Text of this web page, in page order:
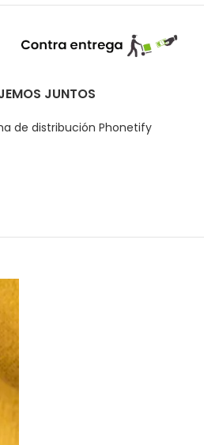
JUNTOS
de distribución Phonetify